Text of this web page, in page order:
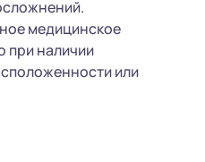
медицинское
при наличии
или